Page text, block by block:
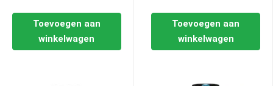
Toevoegen aan
winkelwagen
Toevoegen aan
winkelwagen